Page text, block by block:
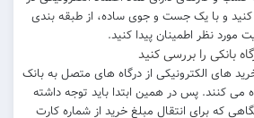
و با یک جست و جوی ساده، از طبقه بندی
مورد نظر اطمینان پیدا کنید.
بانکی را بررسی کنید
های الکترونیکی از درگاه های متصل به بانک
می کنند. پس در همین ابتدا باید توجه داشته
که برای انتقال مبلغ خرید از شماره کارت